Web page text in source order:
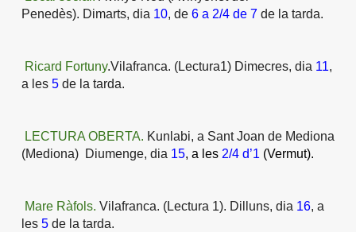
Penedès). Dimarts, dia 10, de 6 a 2/4 de 7 de la tarda.
Ricard Fortuny.Vilafranca. (Lectura1) Dimecres, dia 11,
a les 5de la tarda.
LECTURA OBERTA. Kunlabi, a Sant Joan de Mediona
(Mediona) Diumenge, dia 15, a les 2/4 d’1 (Vermut).
Mare Ràfols. Vilafranca. (Lectura 1). Dilluns, dia 16, a
les 5de la tarda.